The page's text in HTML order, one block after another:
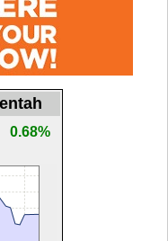
0.68%